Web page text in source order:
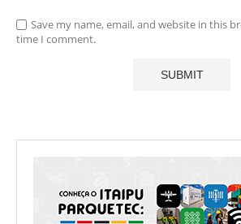
Save my name, email, and website in this
time I comment.